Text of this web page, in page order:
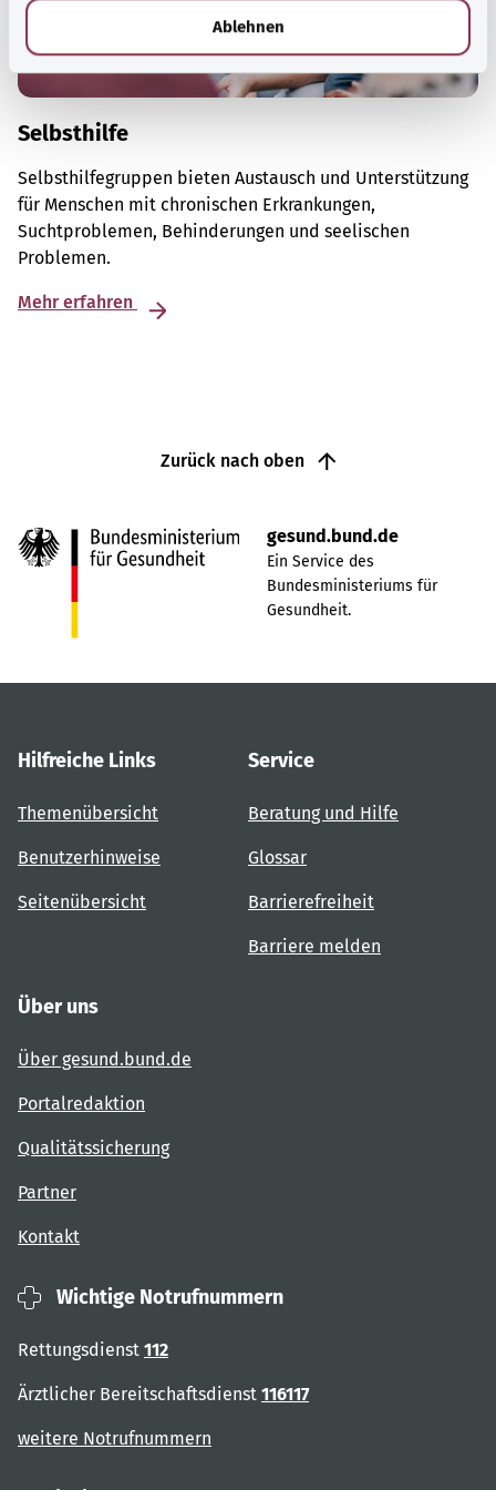
Ablehnen
Selbsthilfe
Selbsthilfegruppen bieten Austausch und Unterstützung
für Menschen mit chronischen Erkrankungen,
Suchtproblemen, Behinderungen und seelischen
Problemen.
Mehr erfahren
Zurück nach oben
gesund.bund.de
Ein Service des
Bundesministeriums für
Gesundheit.
Hilfreiche Links
Themenübersicht
Benutzerhinweise
Seitenübersicht
Service
Beratung und Hilfe
Glossar
Barrierefreiheit
Barriere melden
Über uns
Über gesund.bund.de
Portalredaktion
Qualitätssicherung
Partner
Kontakt
Wichtige Notrufnummern
Rettungsdienst 112
Ärztlicher Bereitschaftsdienst 116117
weitere Notrufnummern